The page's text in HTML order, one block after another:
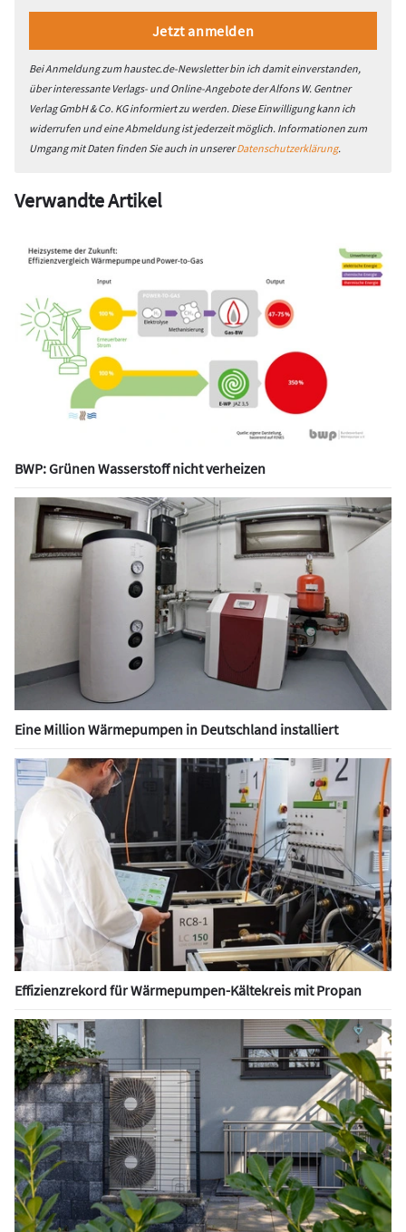
Bei Anmeldung zum haustec.de-Newsletter bin ich damit einverstanden,
über interessante Verlags- und Online-Angebote der Alfons W. Gentner
Verlag GmbH & Co. KG informiert zu werden. Diese Einwilligung kann ich
widerrufen und eine Abmeldung ist jederzeit möglich. Informationen zum
Umgang mit Daten finden Sie auch in unsererDatenschutzerklärung.
Verwandte Artikel
BWP: Grünen Wasserstoff nicht verheizen
Eine Million Wärmepumpen in Deutschland installiert
Effizienzrekord für Wärmepumpen-Kältekreis mit Propan